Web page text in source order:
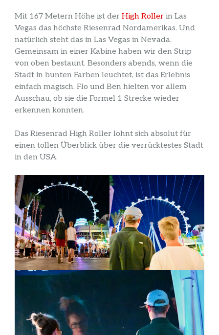
Mit 167 Metern Höhe ist der High Roller in Las
Vegas das höchste Riesenrad Nordamerikas. Und
natürlich steht das in Las Vegas in Nevada.
Gemeinsam in einer Kabine haben wir den Strip
von oben bestaunt. Besonders abends, wenn die
Stadt in bunten Farben leuchtet, ist das Erlebnis
einfach magisch. Flo und Ben hielten vor allem
Ausschau, ob sie die Formel 1 Strecke wieder
erkennen konnten.
Das Riesenrad High Roller lohnt sich absolut für
einen tollen Überblick über die verrücktestes Stadt
in den USA.